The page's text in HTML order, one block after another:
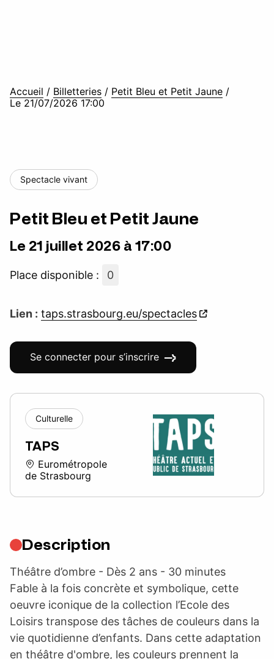
Accueil / Billetteries / Petit Bleu et Petit Jaune /
Le 21/07/2026 17:00
Spectacle vivant
Petit Bleu et Petit Jaune
Le 21 juillet 2026 à 17:00
Place disponible : 0
Lien : taps.strasbourg.eu/spectacles
Se connecter pour s’inscrire
Culturelle
TAPS
Eurométropole
de Strasbourg
Description
Théâtre d’ombre - Dès 2 ans - 30 minutes
Fable à la fois concrète et symbolique, cette
oeuvre iconique de la collection l’Ecole des
Loisirs transpose des tâches de couleurs dans la
vie quotidienne d’enfants. Dans cette adaptation
en théâtre d'ombre, les couleurs prennent la